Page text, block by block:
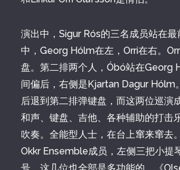
演出中，Sigur Rós的三名成员站在
中，Georg Hólm在左，Orri在右。
盘。第二排两个人，Óbó站在Georg
间偏后，右侧是Kjartan Dagur Hólm
后退到第二排弹键盘，而这两位巡演
和声、键盘、吉他、各种辅助的打击
吹奏。全能型人士，在台上窜来窜去
Okkr Ensemble成员，左侧三把小提